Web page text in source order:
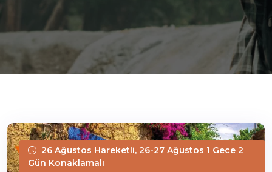
26 Ağustos Hareketli, 26-27 Ağustos 1 Gece 2
Gün Konaklamalı